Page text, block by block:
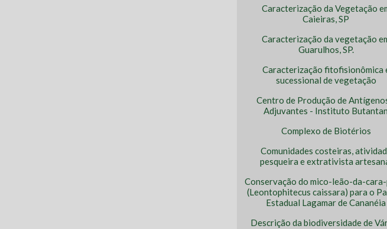
Caracterização da Vegetação
Caieiras, SP
Caracterização da vegetação
Guarulhos, SP.
Caracterização fitofisionômica
sucessional de vegetação
Centro de Produção de
Adjuvantes - Instituto Butantan
Complexo de Biotérios
Comunidades costeiras,
pesqueira e extrativista
Conservação do mico-leão-da-
(Leontophitecus caissara) para o
Estadual Lagamar de Cananéia
Descrição da biodiversidade de